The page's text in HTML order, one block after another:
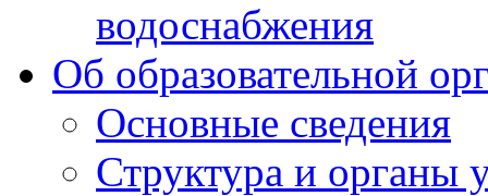
водоснабжения
Об образовательной
Основные сведения
Структура и органы